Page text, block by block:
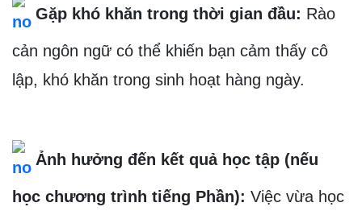
Gặp khó khăn trong thời gian đầu: Rào
cản ngôn ngữ có thể khiến bạn cảm thấy cô
lập, khó khăn trong sinh hoạt hàng ngày.
Ảnh hưởng đến kết quả học tập (nếu
học chương trình tiếng Phần): Việc vừa học